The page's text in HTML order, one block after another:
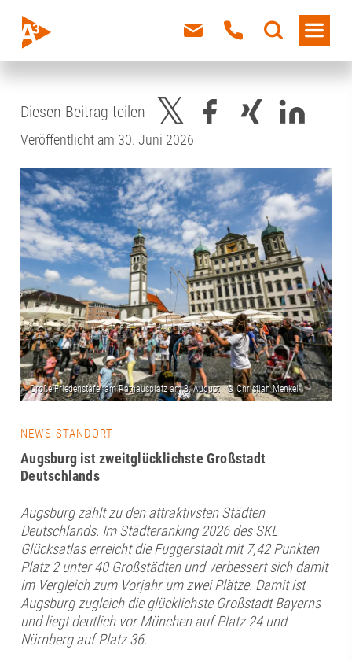
Diesen Beitrag teilen
Veröffentlicht am 30. Juni 2026
NEWS STANDORT
Augsburg ist zweitglücklichste Großstadt
Deutschlands
Augsburg zählt zu den attraktivsten Städten
Deutschlands. Im Städteranking 2026 des SKL
Glücksatlas erreicht die Fuggerstadt mit 7,42 Punkten
Platz 2 unter 40 Großstädten und verbessert sich damit
im Vergleich zum Vorjahr um zwei Plätze. Damit ist
Augsburg zugleich die glücklichste Großstadt Bayerns
und liegt deutlich vor München auf Platz 24 und
Nürnberg auf Platz 36.